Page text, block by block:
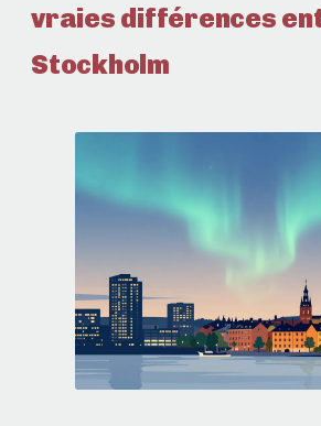
vraies différences
Stockholm